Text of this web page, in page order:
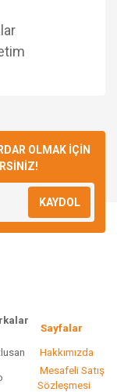
OLMAK İÇİN
KAYDOL
Sayfalar
Hakkımızda
Mesafeli Satış
Sözleşmesi